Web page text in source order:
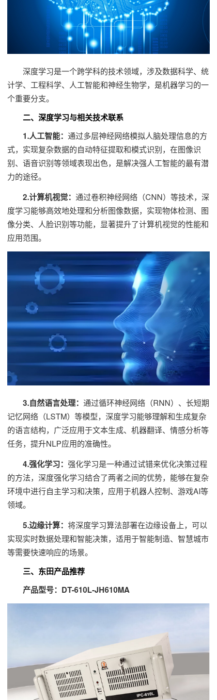
深度学习是一个跨学科的技术领域，涉及数据科学、统
计学、工程科学、人工智能和神经生物学，是机器学习的一
个重要分支。
二、深度学习与相关技术联系
1.人工智能： 通过多层神经网络模拟人脑处理信息的方
式，实现复杂数据的自动特征提取和模式识别，在图像识
别、语音识别等领域表现出色，是解决强人工智能的最有潜
力的途径。
2.计算机视觉： 通过卷积神经网络（CNN）等技术，深
度学习能够高效地处理和分析图像数据，实现物体检测、图
像分类、人脸识别等功能，显著提升了计算机视觉的性能和
应用范围。
3.自然语言处理： 通过循环神经网络（RNN）、长短期
记忆网络（LSTM）等模型，深度学习能够理解和生成复杂
的语言结构，广泛应用于文本生成、机器翻译、情感分析等
任务，提升NLP应用的准确性。
4.强化学习： 强化学习是一种通过试错来优化决策过程
的方法，深度强化学习结合了两者之间的优势，能够在复杂
环境中进行自主学习和决策，应用于机器人控制、游戏AI等
领域。
5.边缘计算： 将深度学习算法部署在边缘设备上，可以
实现实时数据处理和智能决策，适用于智能制造、智慧城市
等需要快速响应的场景。
三、东田产品推荐
产品型号：DT-610L-JH610MA